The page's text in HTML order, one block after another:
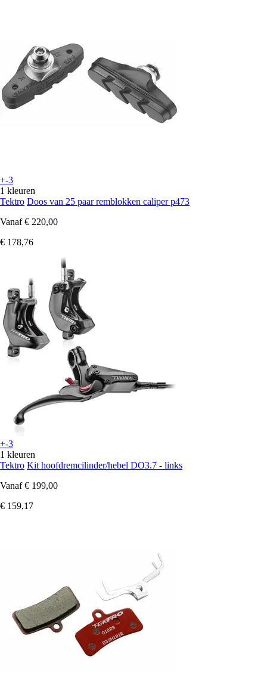
+-3
1 kleuren
Tektro Doos van 25 paar remblokken caliper p473
Vanaf € 220,00
€ 178,76
+-3
1 kleuren
Tektro Kit hoofdremcilinder/hebel DO3.7 - links
Vanaf € 199,00
€ 159,17